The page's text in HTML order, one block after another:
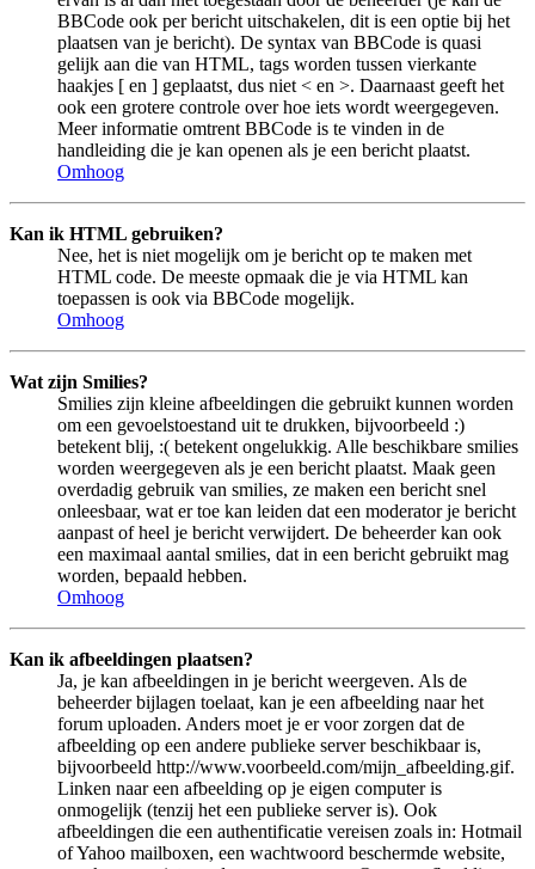
BBCode ook per bericht uitschakelen, dit is een optie bij het
plaatsen van je bericht). De syntax van BBCode is quasi
gelijk aan die van HTML, tags worden tussen vierkante
haakjes [ en ] geplaatst, dus niet < en >. Daarnaast geeft het
ook een grotere controle over hoe iets wordt weergegeven.
Meer informatie omtrent BBCode is te vinden in de
handleiding die je kan openen als je een bericht plaatst.
Omhoog
Kan ik HTML gebruiken?
Nee, het is niet mogelijk om je bericht op te maken met
HTML code. De meeste opmaak die je via HTML kan
toepassen is ook via BBCode mogelijk.
Omhoog
Wat zijn Smilies?
Smilies zijn kleine afbeeldingen die gebruikt kunnen worden
om een gevoelstoestand uit te drukken, bijvoorbeeld :)
betekent blij, :( betekent ongelukkig. Alle beschikbare smilies
worden weergegeven als je een bericht plaatst. Maak geen
overdadig gebruik van smilies, ze maken een bericht snel
onleesbaar, wat er toe kan leiden dat een moderator je bericht
aanpast of heel je bericht verwijdert. De beheerder kan ook
een maximaal aantal smilies, dat in een bericht gebruikt mag
worden, bepaald hebben.
Omhoog
Kan ik afbeeldingen plaatsen?
Ja, je kan afbeeldingen in je bericht weergeven. Als de
beheerder bijlagen toelaat, kan je een afbeelding naar het
forum uploaden. Anders moet je er voor zorgen dat de
afbeelding op een andere publieke server beschikbaar is,
bijvoorbeeld http://www.voorbeeld.com/mijn_afbeelding.gif.
Linken naar een afbeelding op je eigen computer is
onmogelijk (tenzij het een publieke server is). Ook
afbeeldingen die een authentificatie vereisen zoals in: Hotmail
of Yahoo mailboxen, een wachtwoord beschermde website,